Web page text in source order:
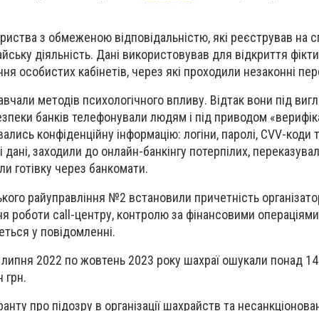
з обмеженою відповідальністю, які реєстрував на
діяльність. Дані використовував для відкриття
особистих кабінетів, через які проходили незаконні
методів психологічного впливу. Відтак вони під
банків телефонували людям і під приводом
конфіденційну інформацію: логіни, паролі, CVV-коди
заходили до онлайн-банкінгу потерпілих,
готівку через банкомати.
райуправління №2 встановили причетність
роботи call-центру, контролю за фінансовими операціями
у повідомленні.
2022 по жовтень 2023 року шахраї ошукали понад
грн.
про підозру в організації шахрайств та